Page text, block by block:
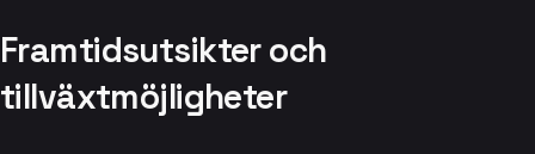
Framtidsutsikter och
tillväxtmöjligheter